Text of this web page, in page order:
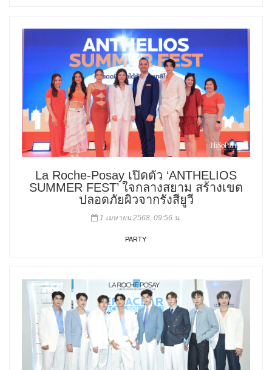
La Roche-Posay เปิดตัว ‘ANTHELIOS
SUMMER FEST’ ใจกลางสยาม สร้างเขต
ปลอดภัยผิวจากรังสียูวี
1 เมษายน 2568, 09:56 น.
PARTY